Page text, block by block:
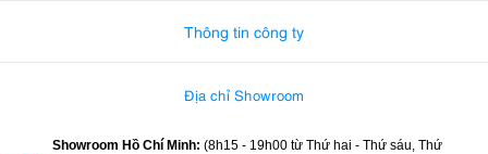
Thông tin công ty
Địa chỉ Showroom
Showroom Hồ Chí Minh: (8h15 - 19h00 từ Thứ hai - Thứ sáu, Thứ